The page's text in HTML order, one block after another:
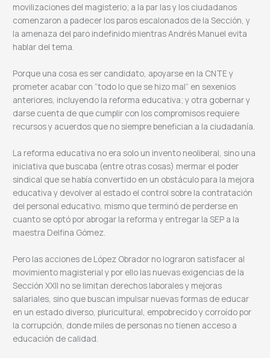
movilizaciones del magisterio; a la par las y los ciudadanos
comenzaron a padecer los paros escalonados de la Sección, y
la amenaza del paro indefinido mientras Andrés Manuel evita
hablar del tema.
Porque una cosa es ser candidato, apoyarse en la CNTE y
prometer acabar con “todo lo que se hizo mal” en sexenios
anteriores, incluyendo la reforma educativa; y otra gobernar y
darse cuenta de que cumplir con los compromisos requiere
recursos y acuerdos que no siempre benefician a la ciudadanía.
La reforma educativa no era solo un invento neoliberal, sino una
iniciativa que buscaba (entre otras cosas) mermar el poder
sindical que se había convertido en un obstáculo para la mejora
educativa y devolver al estado el control sobre la contratación
del personal educativo, mismo que terminó de perderse en
cuanto se optó por abrogar la reforma y entregar la SEP a la
maestra Delfina Gómez.
Pero las acciones de López Obrador no lograron satisfacer al
movimiento magisterial y por ello las nuevas exigencias de la
Sección XXII no se limitan derechos laborales y mejoras
salariales, sino que buscan impulsar nuevas formas de educar
en un estado diverso, pluricultural, empobrecido y corroído por
la corrupción, donde miles de personas no tienen acceso a
educación de calidad.